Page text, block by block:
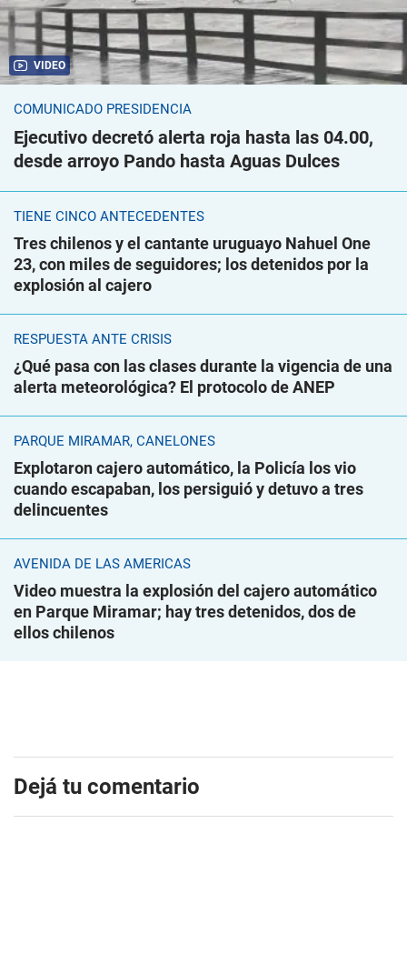
VIDEO
COMUNICADO PRESIDENCIA
Ejecutivo decretó alerta roja hasta las 04.00,
desde arroyo Pando hasta Aguas Dulces
TIENE CINCO ANTECEDENTES
Tres chilenos y el cantante uruguayo Nahuel One
23, con miles de seguidores; los detenidos por la
explosión al cajero
RESPUESTA ANTE CRISIS
¿Qué pasa con las clases durante la vigencia de una
alerta meteorológica? El protocolo de ANEP
PARQUE MIRAMAR, CANELONES
Explotaron cajero automático, la Policía los vio
cuando escapaban, los persiguió y detuvo a tres
delincuentes
AVENIDA DE LAS AMÉRICAS
Video muestra la explosión del cajero automático
en Parque Miramar; hay tres detenidos, dos de
ellos chilenos
Dejá tu comentario